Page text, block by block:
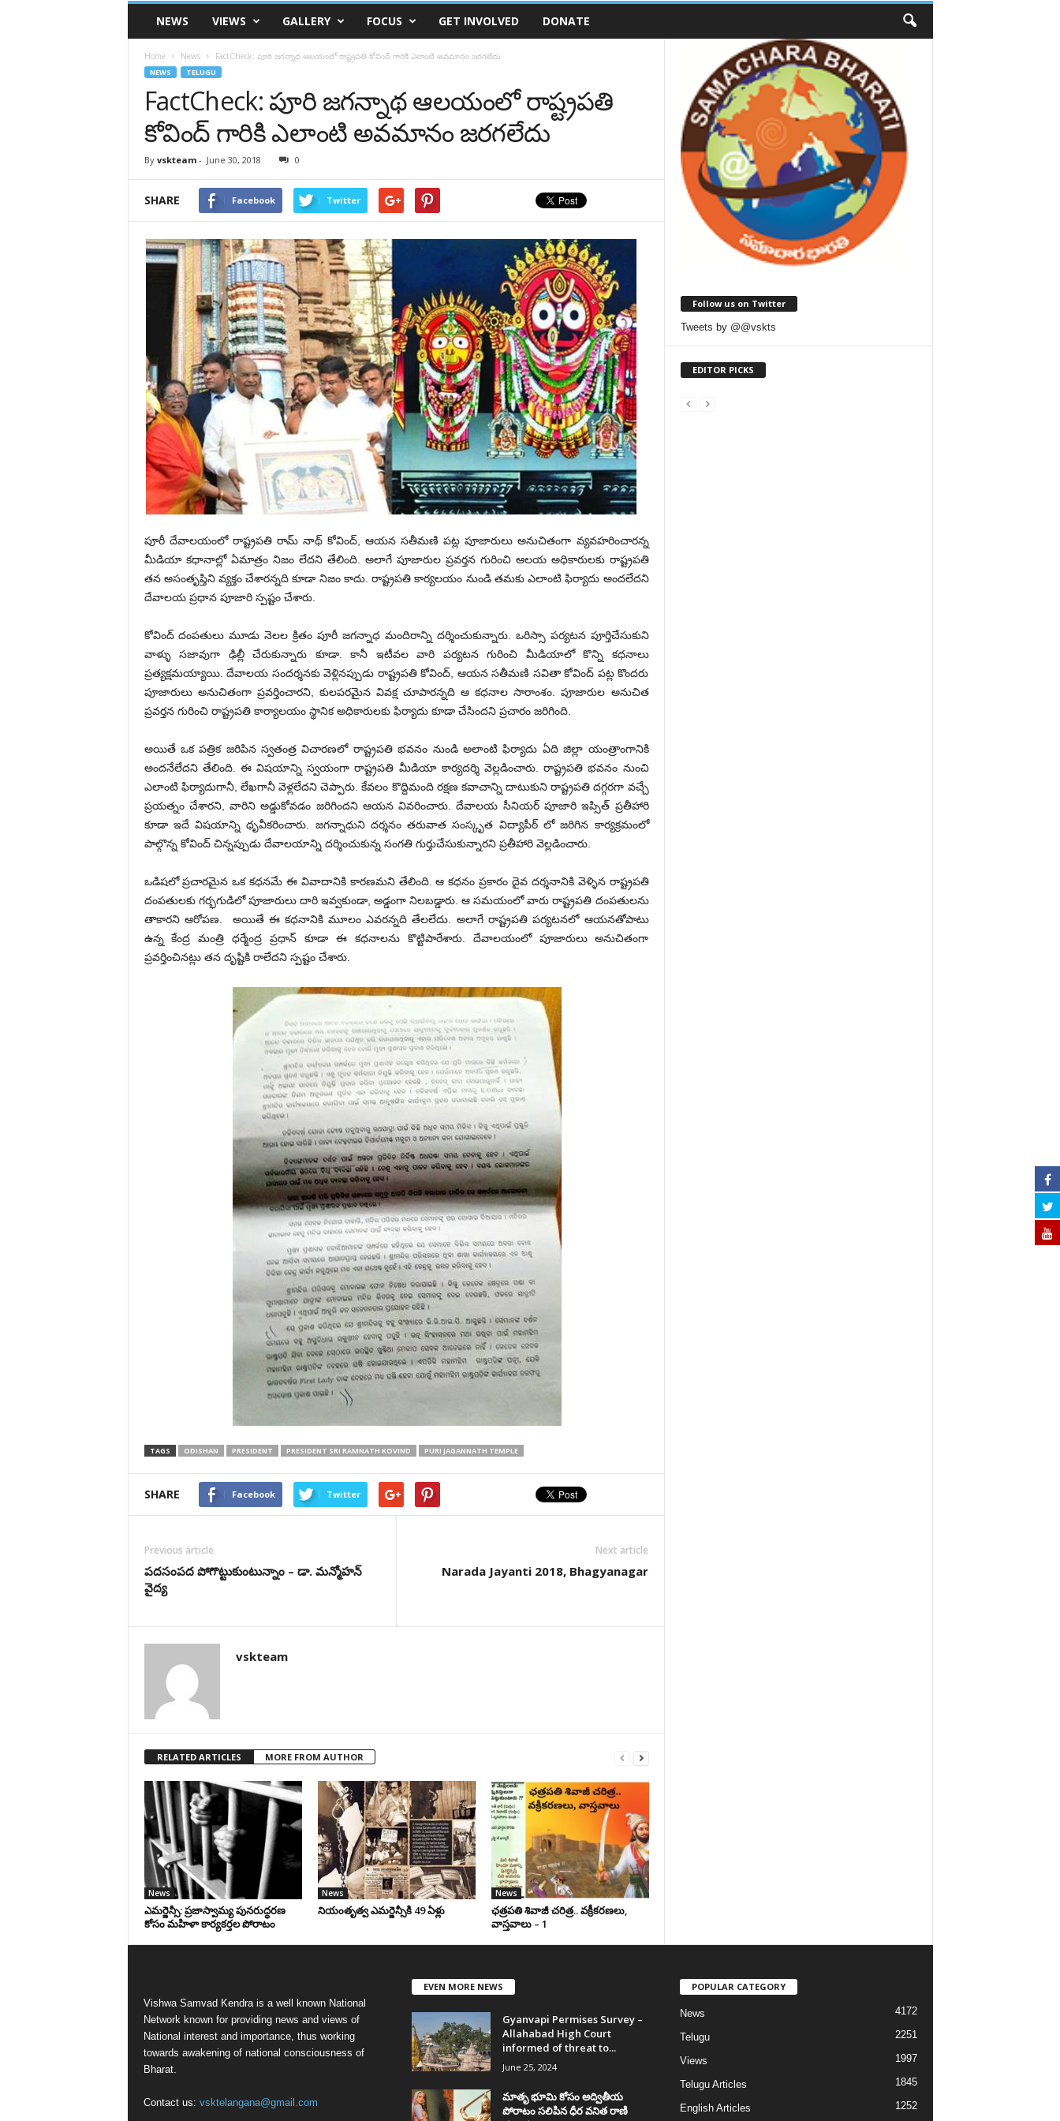
VSK
TelanganaNEWS VIEWS GALLERY FOCUS GET INVOLVED DONATE
Home News FactCheck: పూరి జగన్నాథ ఆలయంలో రాష్ట్రపతి కోవింద్ గారికి ఎలాంటి అవమానం జరగలేదు
NEWS TELUGU
FactCheck: పూరి జగన్నాథ ఆలయంలో రాష్ట్రపతి
కోవింద్ గారికి ఎలాంటి అవమానం జరగలేదు
By vskteam- June 30, 2018 0
SHARE Facebook Twitter
పూరీ దేవాలయంలో రాష్ట్రపతి రామ్ నాథ్ కోవింద్, ఆయన సతీమణి పట్ల పూజారులు అనుచితంగా వ్యవహరించారన్న
మీడియా కధానాల్లో ఏమాత్రం నిజం లేదని తేలింది. అలాగే పూజారుల ప్రవర్తన గురించి ఆలయ అధికారులకు రాష్ట్రపతి
తన అసంతృప్తిని వ్యక్తం చేశారన్నది కూడా నిజం కాదు. రాష్ట్రపతి కార్యలయం నుండి తమకు ఎలాంటి ఫిర్యాదు అందలేదని
దేవాలయ ప్రధాన పూజారి స్పష్టం చేశారు.
కోవింద్ దంపతులు మూడు నెలల క్రితం పూరీ జగన్నాధ మందిరాన్ని దర్శించుకున్నారు. ఒరిస్సా పర్యటన పూర్తిచేసుకుని
వాళ్ళు సజావుగా ఢిల్లీ చేరుకున్నారు కూడా. కానీ ఇటీవల వారి పర్యటన గురించి మీడియాలో కొన్ని కధనాలు
ప్రత్యక్షమయ్యాయి. దేవాలయ సందర్శనకు వెళ్లినప్పుడు రాష్ట్రపతి కోవింద్, ఆయన సతీమణి సవితా కోవింద్ పట్ల కొందరు
పూజారులు అనుచితంగా ప్రవర్తించారని, కులపరమైన వివక్ష చూపారన్నది ఆ కధనాల సారాంశం. పూజారుల అనుచిత
ప్రవర్తన గురించి రాష్ట్రపతి కార్యాలయం స్థానిక అధికారులకు ఫిర్యాదు కూడా చేసిందని ప్రచారం జరిగింది.
అయితే ఒక పత్రిక జరిపిన స్వతంత్ర విచారణలో రాష్ట్రపతి భవనం నుండి అలాంటి ఫిర్యాదు ఏది జిల్లా యంత్రాంగానికి
అందనేలేదని తేలింది. ఈ విషయాన్ని స్వయంగా రాష్ట్రపతి మీడియా కార్యదర్శి వెల్లడించారు. రాష్ట్రపతి భవనం నుంచి
ఎలాంటి ఫిర్యాదుగానీ, లేఖగానీ వెళ్లలేదని చెప్పారు. కేవలం కొద్దిమంది రక్షణ కవాచాన్ని దాటుకుని రాష్ట్రపతి దగ్గరగా వచ్చే
ప్రయత్నం చేశారని, వారిని అడ్డుకోవడం జరిగిందని ఆయన వివరించారు. దేవాలయ సీనియర్ పూజారి ఇప్సిత్ ప్రతీహారి
కూడా ఇదే విషయాన్ని ధృవీకరించారు. జగన్నాధుని దర్శనం తరువాత సంస్కృత విద్యాపీఠ్ లో జరిగిన కార్యక్రమంలో
పాల్గొన్న కోవింద్ చిన్నప్పుడు దేవాలయాన్ని దర్శించుకున్న సంగతి గుర్తుచేసుకున్నారని ప్రతీహారి వెల్లడించారు.
ఒడిషలో ప్రచారమైన ఒక కధనమే ఈ వివాదానికి కారణమని తేలింది. ఆ కధనం ప్రకారం దైవ దర్శనానికి వెళ్ళిన రాష్ట్రపతి
దంపతులకు గర్భగుడిలో పూజారులు దారి ఇవ్వకుండా, అడ్డంగా నిలబడ్డారు. ఆ సమయంలో వారు రాష్ట్రపతి దంపతులను
తాకారని ఆరోపణ. అయితే ఈ కధనానికి మూలం ఎవరన్నది తేలలేదు. అలాగే రాష్ట్రపతి పర్యటనలో ఆయనతోపాటు
ఉన్న కేంద్ర మంత్రి ధర్మేంద్ర ప్రధాన్ కూడా ఈ కధనాలను కొట్టిపారేశారు. దేవాలయంలో పూజారులు అనుచితంగా
ప్రవర్తించినట్లు తన దృష్టికి రాలేదని స్పష్టం చేశారు.
TAGS ODISHAN PRESIDENT PRESIDENT SRI RAMNATH KOVIND PURI JAGANNATH TEMPLE
SHARE Facebook Twitter
Previous article
పదసంపద పోగొట్టుకుంటున్నాం – డా. మన్మోహన్
వైద్య
Next article
Narada Jayanti 2018, Bhagyanagar
vskteam
RELATED ARTICLES MORE FROM AUTHOR
News
ఎమర్జెన్సీ: ప్రజాస్వామ్య పునరుద్ధరణ
కోసం మహిళా కార్యకర్తల పోరాటం
News
నియంతృత్వ ఎమర్జెన్సీకి 49 ఏళ్లు
News
ఛ‌త్ర‌ప‌తి శివాజీ చరిత్ర‌.. వ‌క్రీక‌ర‌ణ‌లు,
వాస్త‌వాలు – 1
Follow us on Twitter
Tweets by @@vskts
EDITOR PICKS
Vishwa Samvad Kendra is a well known National
Network known for providing news and views of
National interest and importance, thus working
towards awakening of national consciousness of
Bharat.
Contact us: vsktelangana@gmail.com
EVEN MORE NEWS
Gyanvapi Permises Survey –
Allahabad High Court
informed of threat to...
June 25, 2024
మాతృ భూమి కోసం అద్వితీయ
పోరాటం సలిపిన ధీర వనిత రాణి
POPULAR CATEGORY
News 4172
Telugu 2251
Views 1997
Telugu Articles 1845
English Articles 1252